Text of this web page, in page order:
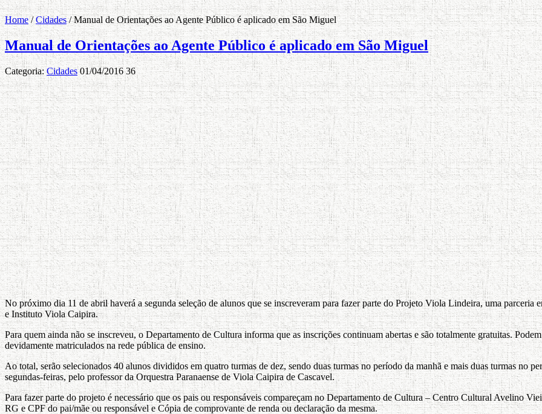
Home/Cidades/Manual de Orientações ao Agente Público é aplicado em São Miguel
Manual de Orientações ao Agente Público é aplicado em São Miguel
Categoria:Cidades 01/04/2016 36
No próximo dia 11 de abril haverá a segunda seleção de alunos que se inscreveram para fazer parte do Projeto Viola Lindeira, uma
e Instituto Viola Caipira.
Para quem ainda não se inscreveu, o Departamento de Cultura informa que as inscrições continuam abertas e são totalmente gratuitas.
devidamente matriculados na rede pública de ensino.
Ao total, serão selecionados 40 alunos divididos em quatro turmas de dez, sendo duas turmas no período da manhã e mais duas turmas no
segundas-feiras, pelo professor da Orquestra Paranaense de Viola Caipira de Cascavel.
Para fazer parte do projeto é necessário que os pais ou responsáveis compareçam no Departamento de Cultura – Centro Cultural Avelino
RG e CPF do pai/mãe ou responsável e Cópia de comprovante de renda ou declaração da mesma.